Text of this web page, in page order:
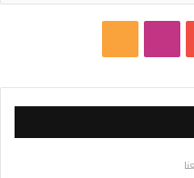
س
ت
خ
ص